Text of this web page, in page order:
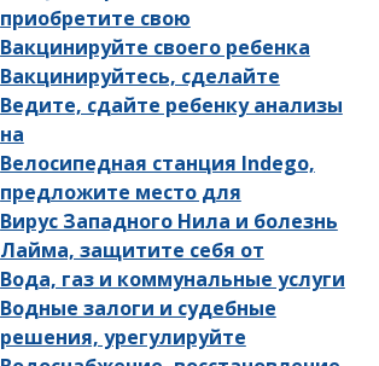
приобретите свою
Вакцинируйте своего ребенка
Вакцинируйтесь, сделайте
Ведите, сдайте ребенку анализы
на
Велосипедная станция Indego,
предложите место для
Вирус Западного Нила и болезнь
Лайма, защитите себя от
Вода, газ и коммунальные услуги
Водные залоги и судебные
решения, урегулируйте